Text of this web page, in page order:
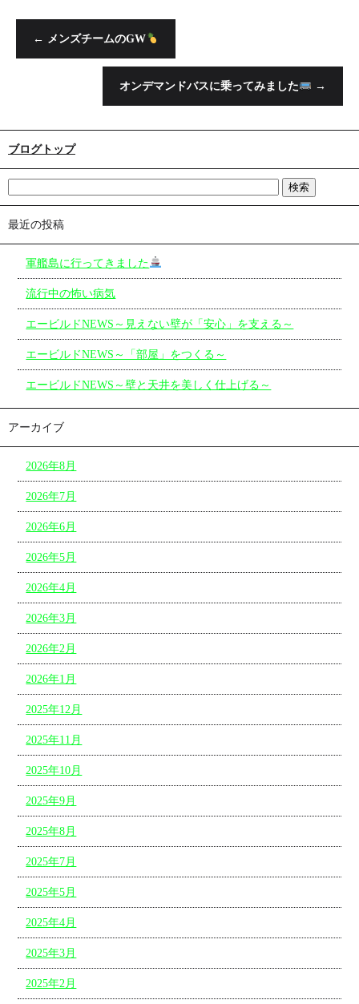
← メンズチームのGW
オンデマンドバスに乗ってみました →
ブログトップ
最近の投稿
軍艦島に行ってきました
流行中の怖い病気
エービルドNEWS～見えない壁が「安心」を支える～
エービルドNEWS～「部屋」をつくる～
エービルドNEWS～壁と天井を美しく仕上げる～
アーカイブ
2026年8月
2026年7月
2026年6月
2026年5月
2026年4月
2026年3月
2026年2月
2026年1月
2025年12月
2025年11月
2025年10月
2025年9月
2025年8月
2025年7月
2025年5月
2025年4月
2025年3月
2025年2月